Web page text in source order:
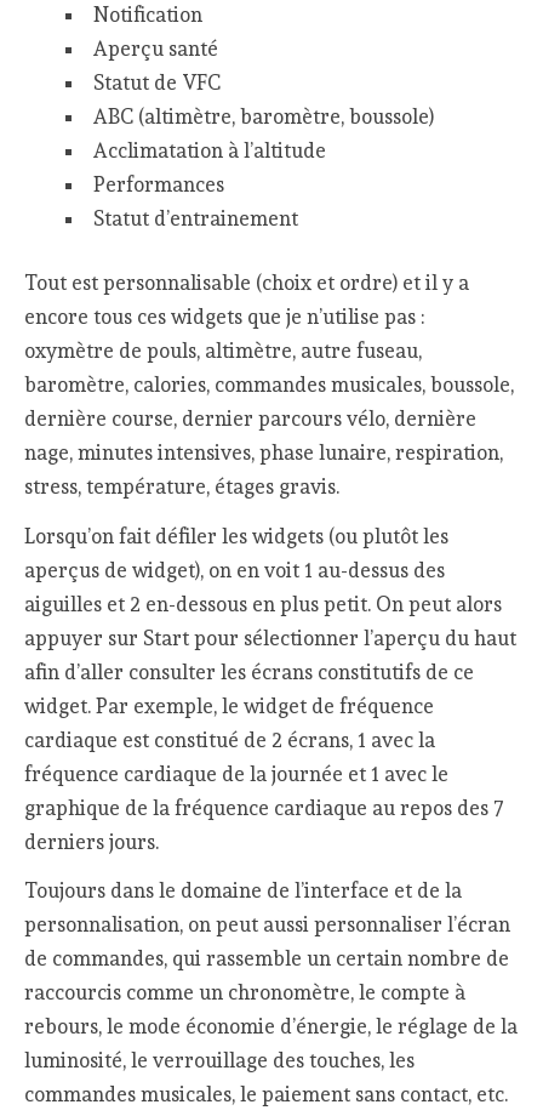
Notification
Aperçu santé
Statut de VFC
ABC (altimètre, baromètre, boussole)
Acclimatation à l’altitude
Performances
Statut d’entrainement
Tout est personnalisable (choix et ordre) et il y a
encore tous ces widgets que je n’utilise pas :
oxymètre de pouls, altimètre, autre fuseau,
baromètre, calories, commandes musicales, boussole,
dernière course, dernier parcours vélo, dernière
nage, minutes intensives, phase lunaire, respiration,
stress, température, étages gravis.
Lorsqu’on fait défiler les widgets (ou plutôt les
aperçus de widget), on en voit 1 au-dessus des
aiguilles et 2 en-dessous en plus petit. On peut alors
appuyer sur Start pour sélectionner l’aperçu du haut
afin d’aller consulter les écrans constitutifs de ce
widget. Par exemple, le widget de fréquence
cardiaque est constitué de 2 écrans, 1 avec la
fréquence cardiaque de la journée et 1 avec le
graphique de la fréquence cardiaque au repos des 7
derniers jours.
Toujours dans le domaine de l’interface et de la
personnalisation, on peut aussi personnaliser l’écran
de commandes, qui rassemble un certain nombre de
raccourcis comme un chronomètre, le compte à
rebours, le mode économie d’énergie, le réglage de la
luminosité, le verrouillage des touches, les
commandes musicales, le paiement sans contact, etc.